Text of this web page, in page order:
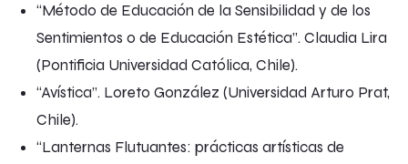
“Método de Educación de la Sensibilidad y de los
Sentimientos o de Educación Estética”. Claudia Lira
(Pontificia Universidad Católica, Chile).
“Avística”. Loreto González (Universidad Arturo Prat,
Chile).
“Lanternas Flutuantes: prácticas artísticas de